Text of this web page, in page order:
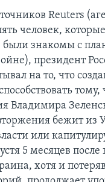
Reuters
человек,
были знакомы с
президент
на то, что
тому,
Владимира
бежит из
или
5 месяцев после
хотя и